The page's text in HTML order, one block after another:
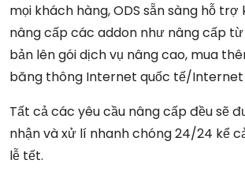
mọi khách hàng, ODS sẵn sàng hỗ
nâng cấp các addon như nâng cấp
bản lên gói dịch vụ nâng cao, mua
băng thông Internet quốc tế/
Tất cả các yêu cầu nâng cấp đều sẽ
nhận và xử lí nhanh chóng 24/24 kể
lễ tết.